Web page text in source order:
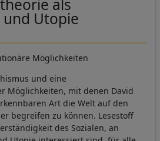
als
Utopie
Möglichkeiten
und eine
Möglichkeiten, mit denen David
Art die Welt auf den
begreifen zu können. Lesestoff
des Sozialen, an